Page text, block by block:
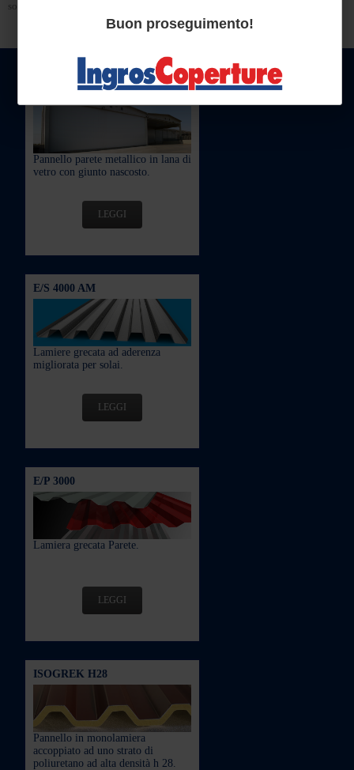
sotto la voce "Documenti Utili" / "Scheda Prodotto"
PRODOTTI IN PRIMO PIANO
Pannello parete metallico in lana di
vetro con giunto nascosto.
LEGGI
E/S 4000 AM
Lamiere grecata ad aderenza
migliorata per solai.
LEGGI
E/P 3000
Lamiera grecata Parete.
LEGGI
ISOGREK H28
Pannello in monolamiera
accoppiato ad uno strato di
poliuretano ad alta densità h 28.
Buon proseguimento!